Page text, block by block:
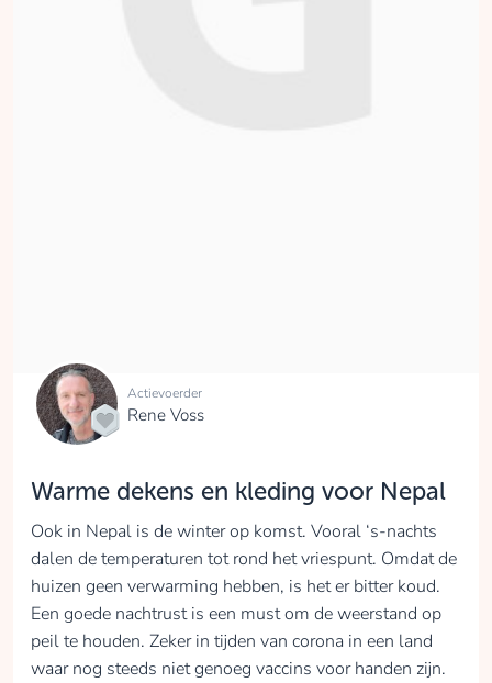
Actievoerder
Rene Voss
Warme dekens en kleding voor Nepal
Ook in Nepal is de winter op komst. Vooral ‘s-nachts
dalen de temperaturen tot rond het vriespunt. Omdat de
huizen geen verwarming hebben, is het er bitter koud.
Een goede nachtrust is een must om de weerstand op
peil te houden. Zeker in tijden van corona in een land
waar nog steeds niet genoeg vaccins voor handen zijn.